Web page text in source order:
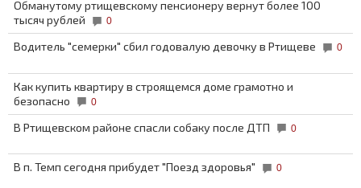
Обманутому ртищевскому пенсионеру вернут более 100
тысяч рублей
0
Водитель "семерки" сбил годовалую девочку в Ртищеве 0
Как купить квартиру в строящемся доме грамотно и
безопасно
0
В Ртищевском районе спасли собаку после ДТП 0
В п. Темп сегодня прибудет "Поезд здоровья" 0